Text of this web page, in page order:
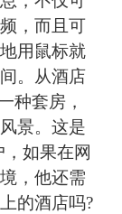
，而且可
用鼠标就
。从酒店
种套房，
景。这是
如果在网
，他还需
的酒店吗?